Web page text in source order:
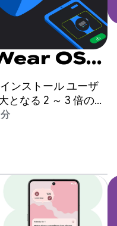
デバイス
OS
ベルに高
ンストール ユーザ
となる 2 ～ 3 倍の増
は？ユーザーがスマ
を直接見つけられ
スデバイス インス